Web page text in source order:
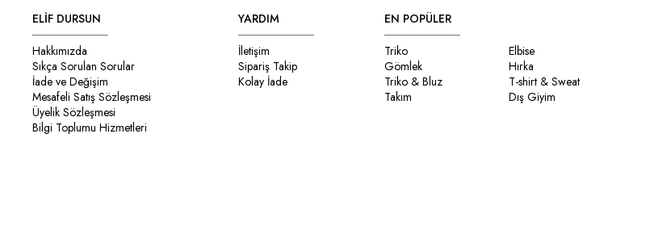
ELİF DURSUN
Hakkımızda
Sıkça Sorulan Sorular
İade ve Değişim
Mesafeli Satış Sözleşmesi
Üyelik Sözleşmesi
Bilgi Toplumu Hizmetleri
YARDIM
İletişim
Sipariş Takip
Kolay İade
EN POPÜLER
Triko
Elbise
Gömlek
Hırka
Triko & Bluz
T-shirt & Sweat
Takım
Dış Giyim